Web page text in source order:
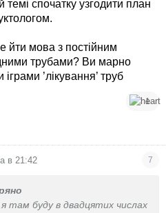
І плюс я робила сьогодні
гідрос. І це після
спочатку узгодити план
йти мова з постійним
трубами? Ви марно
’лікування’ труб
1
в 21:42 7
я там буду в двадцятих числах